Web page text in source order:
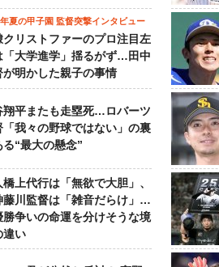
夏の甲子園 監督突撃インタビュー
クリストファーのプロ注目左
「大学進学」揺るがず…田中
が明かした親子の事情
翔平またも走塁死…ロバーツ
「我々の野球ではない」の裏
る“最大の懸念”
橋上代行は「無欲で大胆」、
藤川監督は「雑音だらけ」…
勝争いの命運を分けそうな境
違い